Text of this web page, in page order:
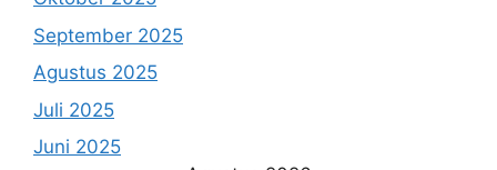
September 2025
Agustus 2025
Juli 2025
Juni 2025